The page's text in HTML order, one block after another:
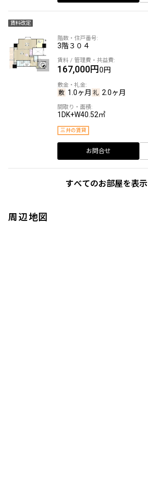
賃料改定
3階３０４
167,000円0円
1.0ヶ月 2.0ヶ月
1DK+W40.52㎡
三井の賃貸
お問合せ
すべてのお部屋を表示
周辺地図